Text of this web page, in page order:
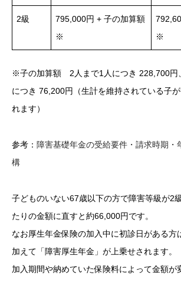
2級
795,000円 + 子の加算額
※
※
※子の加算額 2人まで1人につき 228,700円
につき 76,200円（生計を維持されている子
れます）
参考： 障害基礎年金の受給要件・請求時期・
構
子どものいない67歳以下の方で障害等級が2
たりの金額に直すと約66,000円です。
なお厚生年金保険の加入中に初診日がある方
加えて「障害厚生年金」が上乗せされます。
加入期間や納めていた保険料によって金額が